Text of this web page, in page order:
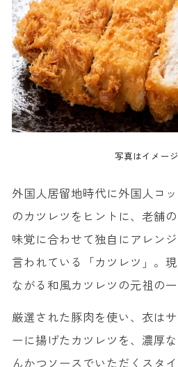
写真はイメー
外国人居留地時代に外国人コ
のカツレツをヒントに、老舗
味覚に合わせて独自にアレン
言われている「カツレツ」。
ながる和風カツレツの元祖の
厳選された豚肉を使い、衣は
ーに揚げたカツレツを、濃厚
んかつソースでいただくスタ